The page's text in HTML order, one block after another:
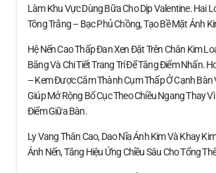
Làm Khu Vực Dùng Bữa Cho Dịp Valentine. Hai
Tông Trắng – Bạc Phủ Chồng, Tạo Bề Mặt Ánh
Hệ Nến Cao Thấp Đan Xen Đặt Trên Chân Kim
Băng Và Chi Tiết Trang Trí Để Tăng Điểm Nhấn.
– Kem Được Cắm Thành Cụm Thấp Ở Cạnh Bàn
Giúp Mở Rộng Bố Cục Theo Chiều Ngang Thay
Điểm Giữa Bàn.
Ly Vang Thân Cao, Dao Nĩa Ánh Kim Và Khay
Ánh Nến, Tăng Hiệu Ứng Chiều Sâu Cho Tổng